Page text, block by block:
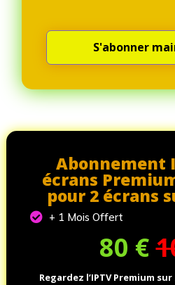
S'abonner
Abonnement
écrans
pour 2 écrans
 + 1 Mois Offert
80 €
Regardez l’IPTV Premium